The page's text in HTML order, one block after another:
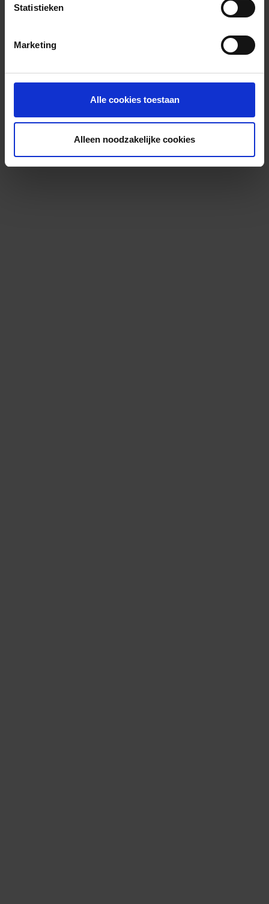
Statistieken
Marketing
Alle cookies toestaan
Alleen noodzakelijke cookies